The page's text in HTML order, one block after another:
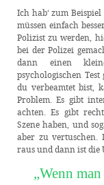
Ich hab‘ zum
müssen einfach
Polizist zu werden,
bei der Polizei
dann einen
psychologischen
du verbeamtet bist,
Problem. Es gibt
achten. Es gibt
Szene haben, und
aber zu vertuschen.
raus und dann ist die
„Wenn